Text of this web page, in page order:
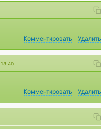
Комментировать Удалить
18:40
Комментировать Удалить